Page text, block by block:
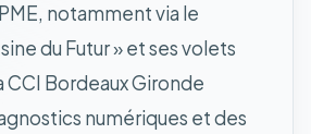
notamment via le
du Futur » et ses volets
CCI Bordeaux Gironde
numériques et des